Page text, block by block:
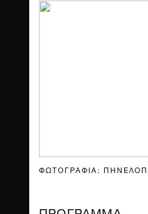
ΦΩΤΟΓΡΑΦΙΑ: